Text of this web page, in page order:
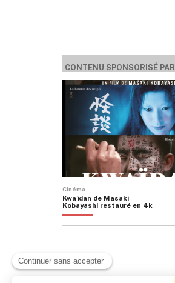
CONTENU SPONSORISÉ PAR
Cinéma
Kwaïdan de Masaki
Kobayashi restauré en 4k